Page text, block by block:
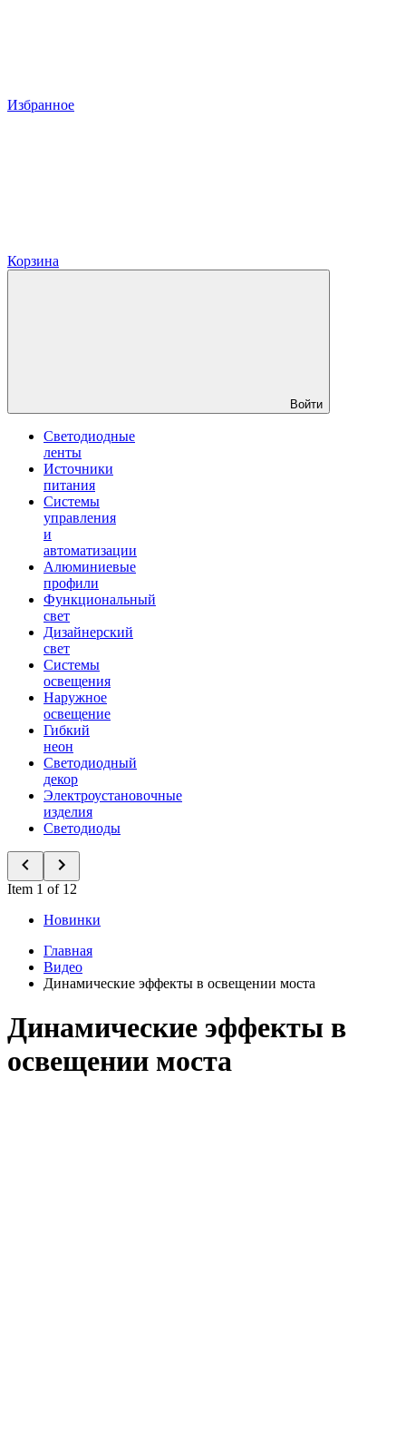
Избранное
Корзина
Войти
Светодиодные
ленты
Источники
питания
Системы
управления
и
автоматизации
Алюминиевые
профили
Функциональный
свет
Дизайнерский
свет
Системы
освещения
Наружное
освещение
Гибкий
неон
Светодиодный
декор
Электроустановочные
изделия
Светодиоды
Item 1 of 12
Новинки
Главная
Видео
Динамические эффекты в освещении моста
Динамические эффекты в
освещении моста